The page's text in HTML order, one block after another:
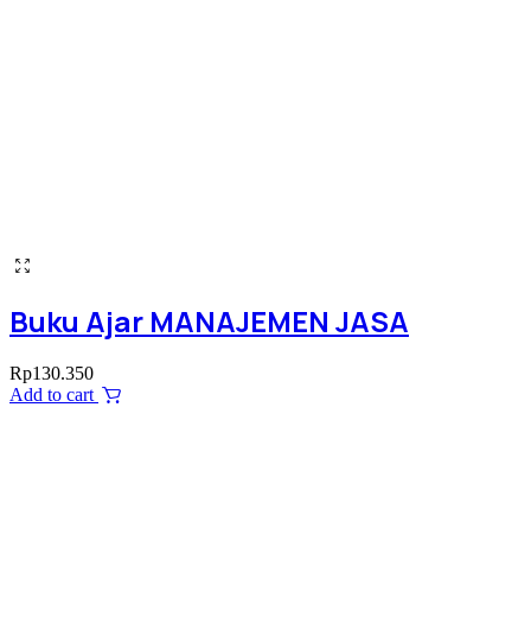
Buku Ajar MANAJEMEN JASA
Rp130.350
Add to cart